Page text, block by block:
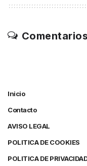
Inicio
Contacto
AVISO LEGAL
POLITICA DE COOKIES
POLITICA DE